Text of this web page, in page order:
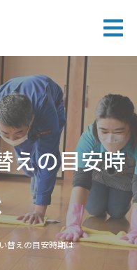
えの目安時
替えの目安時期は